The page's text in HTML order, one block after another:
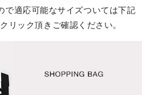
で適応可能なサイズついては下記
リック頂きご確認ください。